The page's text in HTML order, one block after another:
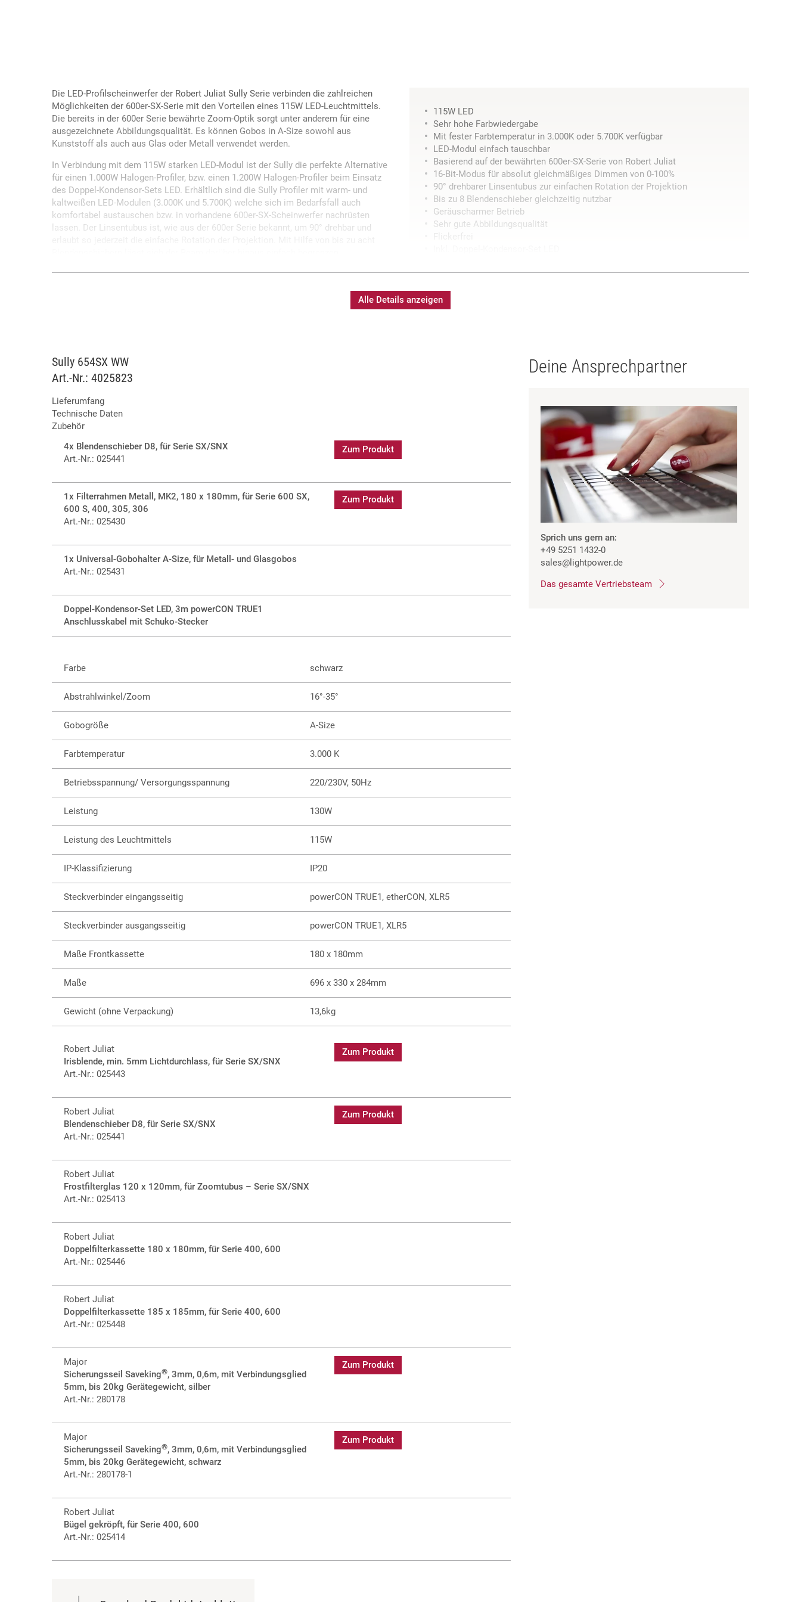
Die LED-Profilscheinwerfer der Robert Juliat Sully Serie verbinden die zahlreichen
Möglichkeiten der 600er-SX-Serie mit den Vorteilen eines 115W LED-Leuchtmittels.
Die bereits in der 600er Serie bewährte Zoom-Optik sorgt unter anderem für eine
ausgezeichnete Abbildungsqualität. Es können Gobos in A-Size sowohl aus
Kunststoff als auch aus Glas oder Metall verwendet werden.
In Verbindung mit dem 115W starken LED-Modul ist der Sully die perfekte Alternative
für einen 1.000W Halogen-Profiler, bzw. einen 1.200W Halogen-Profiler beim Einsatz
des Doppel-Kondensor-Sets LED. Erhältlich sind die Sully Profiler mit warm- und
kaltweißen LED-Modulen (3.000K und 5.700K) welche sich im Bedarfsfall auch
komfortabel austauschen bzw. in vorhandene 600er-SX-Scheinwerfer nachrüsten
lassen. Der Linsentubus ist, wie aus der 600er Serie bekannt, um 90° drehbar und
geringen Stromverbrauch und eine geringe Wärme- und Geräuschentwicklung. Die
Doppelfilterkassetten bestückt werden.
115W LED
Sehr hohe Farbwiedergabe
Mit fester Farbtemperatur in 3.000K oder 5.700K verfügbar
LED-Modul einfach tauschbar
Basierend auf der bewährten 600er-SX-Serie von Robert Juliat
16-Bit-Modus für absolut gleichmäßiges Dimmen von 0-100%
90° drehbarer Linsentubus zur einfachen Rotation der Projektion
Bis zu 8 Blendenschieber gleichzeitig nutzbar
Geräuscharmer Betrieb
Sehr gute Abbildungsqualität
Alle Details anzeigen
Sully 654SX WW
Art.-Nr.: 4025823
Lieferumfang
Technische Daten
Zubehör
4x Blendenschieber D8, für Serie SX/SNX
Art.-Nr.: 025441
Zum Produkt
1x Filterrahmen Metall, MK2, 180 x 180mm, für Serie 600 SX,
600 S, 400, 305, 306
Art.-Nr.: 025430
Zum Produkt
1x Universal-Gobohalter A-Size, für Metall- und Glasgobos
Art.-Nr.: 025431
Doppel-Kondensor-Set LED, 3m powerCON TRUE1
Anschlusskabel mit Schuko-Stecker
Farbe schwarz
Abstrahlwinkel/Zoom 16°-35°
Gobogröße A-Size
Farbtemperatur 3.000 K
Betriebsspannung/ Versorgungsspannung 220/230V, 50Hz
Leistung 130W
Leistung des Leuchtmittels 115W
IP-Klassifizierung IP20
Steckverbinder eingangsseitig powerCON TRUE1, etherCON, XLR5
Steckverbinder ausgangsseitig powerCON TRUE1, XLR5
Maße Frontkassette 180 x 180mm
Maße 696 x 330 x 284mm
Gewicht (ohne Verpackung) 13,6kg
Robert Juliat
Irisblende, min. 5mm Lichtdurchlass, für Serie SX/SNX
Art.-Nr.: 025443
Zum Produkt
Robert Juliat
Blendenschieber D8, für Serie SX/SNX
Art.-Nr.: 025441
Zum Produkt
Robert Juliat
Frostfilterglas 120 x 120mm, für Zoomtubus – Serie SX/SNX
Art.-Nr.: 025413
Robert Juliat
Doppelfilterkassette 180 x 180mm, für Serie 400, 600
Art.-Nr.: 025446
Robert Juliat
Doppelfilterkassette 185 x 185mm, für Serie 400, 600
Art.-Nr.: 025448
Major
Sicherungsseil Saveking®, 3mm, 0,6m, mit Verbindungsglied
5mm, bis 20kg Gerätegewicht, silber
Art.-Nr.: 280178
Zum Produkt
Major
Sicherungsseil Saveking®, 3mm, 0,6m, mit Verbindungsglied
5mm, bis 20kg Gerätegewicht, schwarz
Art.-Nr.: 280178-1
Zum Produkt
Robert Juliat
Bügel gekröpft, für Serie 400, 600
Art.-Nr.: 025414
Deine Ansprechpartner
Sprich uns gern an:
+49 5251 1432-0
sales@lightpower.de
Das gesamte Vertriebsteam